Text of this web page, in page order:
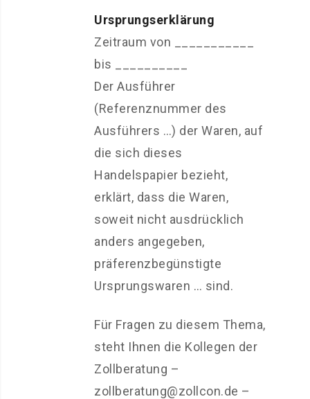
Ursprungserklärung
Zeitraum von ___________
bis __________
Der Ausführer
(Referenznummer des
Ausführers …) der Waren, auf
die sich dieses
Handelspapier bezieht,
erklärt, dass die Waren,
soweit nicht ausdrücklich
anders angegeben,
präferenzbegünstigte
Ursprungswaren … sind.
Für Fragen zu diesem Thema,
steht Ihnen die Kollegen der
Zollberatung –
zollberatung@zollcon.de –